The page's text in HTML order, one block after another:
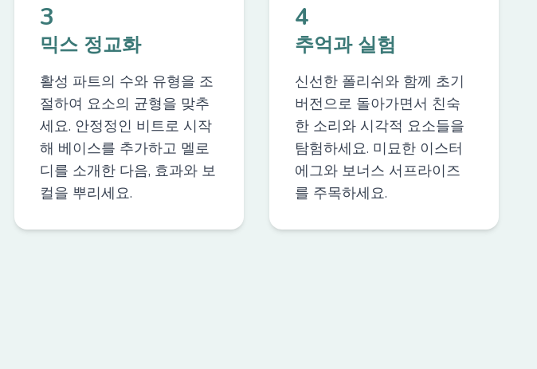
3
믹스 정교화
활성 파트의 수와 유형을 조
절하여 요소의 균형을 맞추
세요. 안정정인 비트로 시작
해 베이스를 추가하고 멜로
디를 소개한 다음, 효과와 보
컬을 뿌리세요.
4
추억과 실험
신선한 폴리쉬와 함께 초기
버전으로 돌아가면서 친숙
한 소리와 시각적 요소들을
탐험하세요. 미묘한 이스터
에그와 보너스 서프라이즈
를 주목하세요.